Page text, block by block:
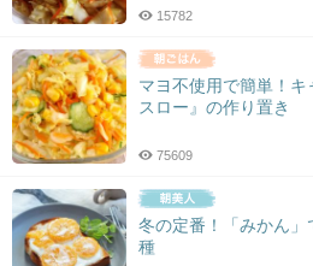
15782
マヨ不使用で簡単！
スロー』の作り置き
75609
冬の定番！「みかん
種